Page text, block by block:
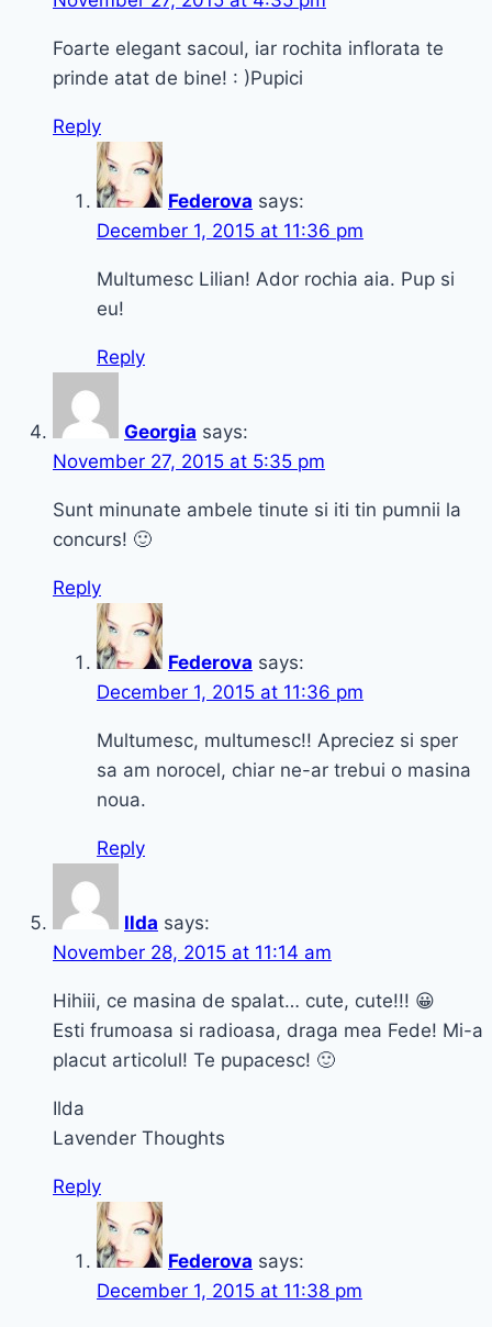
Foarte elegant sacoul, iar rochita inflorata te
prinde atat de bine! : )Pupici
Reply
Federova says:
December 1, 2015 at 11:36 pm
Multumesc Lilian! Ador rochia aia. Pup si
eu!
Reply
Georgia says:
November 27, 2015 at 5:35 pm
Sunt minunate ambele tinute si iti tin pumnii la
concurs! 🙂
Reply
Federova says:
December 1, 2015 at 11:36 pm
Multumesc, multumesc!! Apreciez si sper
sa am norocel, chiar ne-ar trebui o masina
noua.
Reply
Ilda says:
November 28, 2015 at 11:14 am
Hihiii, ce masina de spalat… cute, cute!!! 😀
Esti frumoasa si radioasa, draga mea Fede! Mi-a
placut articolul! Te pupacesc! 🙂
Ilda
Lavender Thoughts
Reply
Federova says:
December 1, 2015 at 11:38 pm